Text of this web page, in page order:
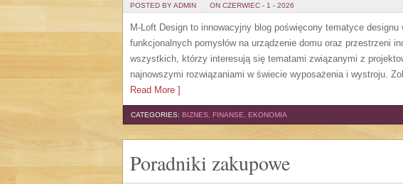
POSTED BY ADMIN ON CZERWIEC - 1 - 2026
M-Loft Design to innowacyjny blog poświęcony tematyce
funkcjonalnych pomysłów na urządzenie domu oraz przestrzeni
wszystkich, którzy interesują się tematami związanymi z
najnowszymi rozwiązaniami w świecie wyposażenia i wystroju.
Read More ]
CATEGORIES: BIZNES, FINANSE, EKONOMIA
Poradniki zakupowe